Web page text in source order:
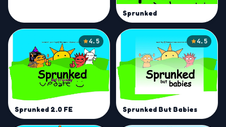
Sprunked
4.5
Sprunked 2.0 FE
4.5
Sprunked But Babies